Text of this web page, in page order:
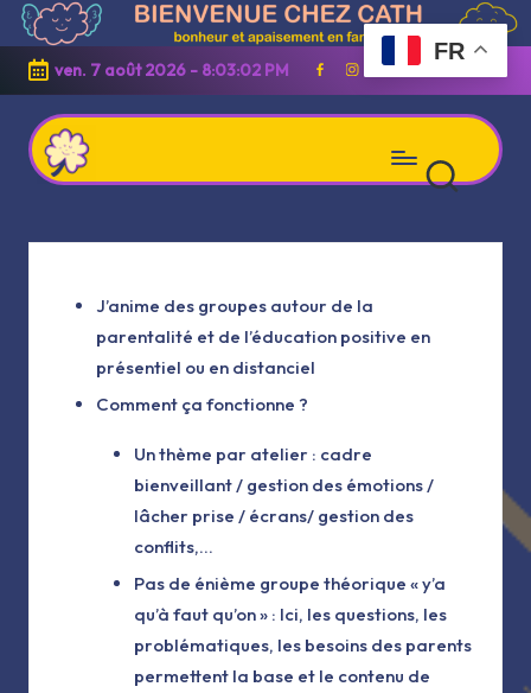
Skip
to
content
ven. 7 août 2026- 8:03:02 PM Facebook
Instagram
Linkedin
Youtube
h
J’anime des groupes autour de la
parentalité et de l’éducation positive en
présentiel ou en distanciel
Comment ça fonctionne ?
Un thème par atelier : cadre
bienveillant / gestion des émotions /
lâcher prise / écrans/ gestion des
conflits,…
Pas de énième groupe théorique « y’a
qu’à faut qu’on » : Ici, les questions, les
problématiques, les besoins des parents
permettent la base et le contenu de
FR